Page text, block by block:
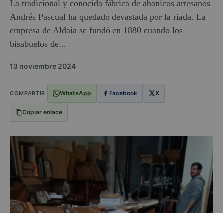
La tradicional y conocida fábrica de abanicos artesanos
Andrés Pascual ha quedado devastada por la riada. La
empresa de Aldaia se fundó en 1880 cuando los
bisabuelos de...
13 noviembre 2024
COMPARTIR WhatsApp Facebook X
Copiar enlace